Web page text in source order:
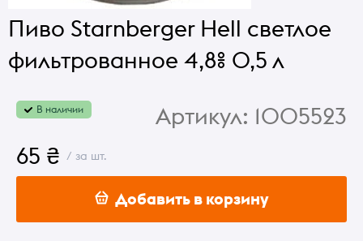
Пиво Starnberger Hell светлое
фильтрованное 4,8% 0,5 л
В наличии Артикул: 1005523
65 ₴ / за шт.
Добавить в корзину